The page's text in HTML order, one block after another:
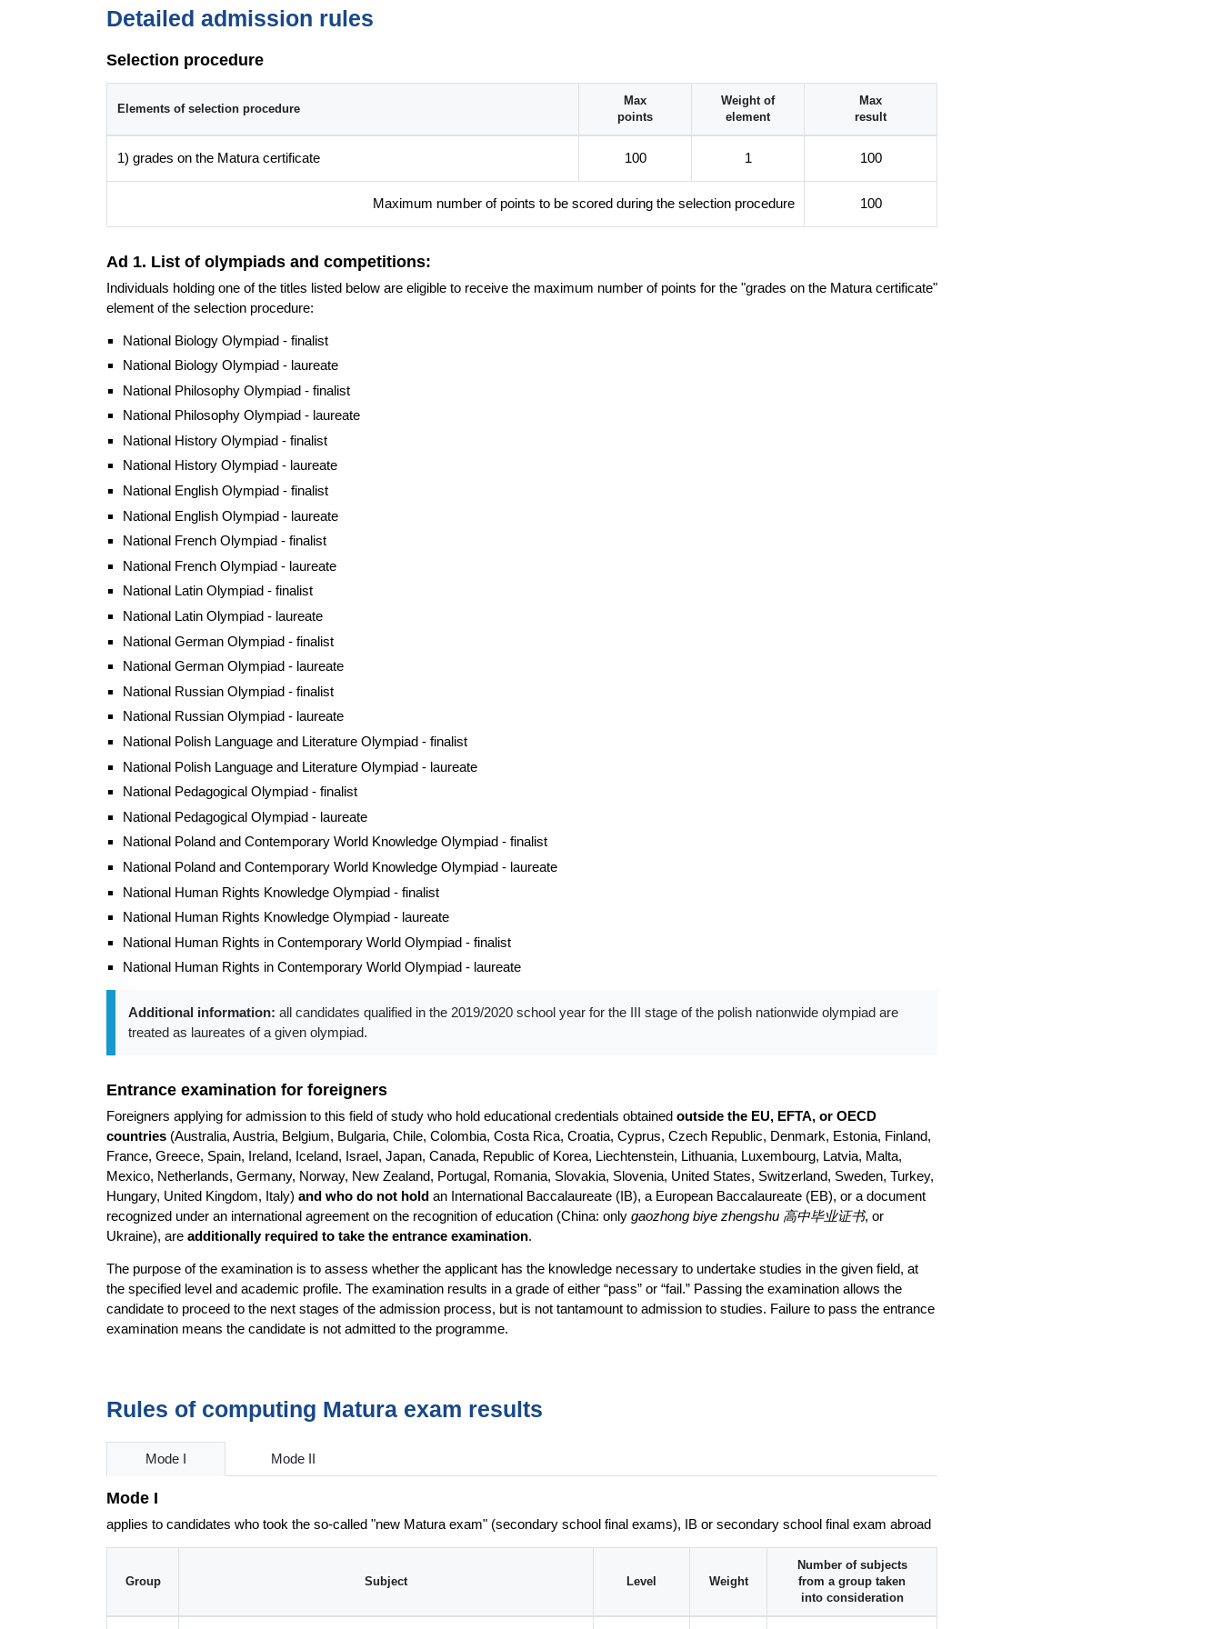
Potencjalne stanowiska pracy:
wychowawca w placówkach wsparcia dziennego (świetlicach socjoterapeutycznych, środowiskowych, młodzieżowych i klubach różnego
wychowawca, opiekun, konsultant w ośrodkach interwencji kryzysowej;
założyciel/pracownik organizacji pozarządowych, fundacji i stowarzyszeń działających na rzecz dzieci, młodzieży i rodzin;
edukator ds. mediacji i interwencji kryzysowej.
Additional information
Faculty website of the programme
Detailed admission rules
Selection procedure
Elements of selection procedure
Max
points
Weight of
element
Max
result
1) grades on the Matura certificate 100 1 100
Maximum number of points to be scored during the selection procedure 100
Ad 1. List of olympiads and competitions:
Individuals holding one of the titles listed below are eligible to receive the maximum number of points for the "grades on the Matura certificate"
element of the selection procedure:
National Biology Olympiad - finalist
National Biology Olympiad - laureate
National Philosophy Olympiad - finalist
National Philosophy Olympiad - laureate
National History Olympiad - finalist
National History Olympiad - laureate
National English Olympiad - finalist
National English Olympiad - laureate
National French Olympiad - finalist
National French Olympiad - laureate
National Latin Olympiad - finalist
National Latin Olympiad - laureate
National German Olympiad - finalist
National German Olympiad - laureate
National Russian Olympiad - finalist
National Russian Olympiad - laureate
National Polish Language and Literature Olympiad - finalist
National Polish Language and Literature Olympiad - laureate
National Pedagogical Olympiad - finalist
National Pedagogical Olympiad - laureate
National Poland and Contemporary World Knowledge Olympiad - finalist
National Poland and Contemporary World Knowledge Olympiad - laureate
National Human Rights Knowledge Olympiad - finalist
National Human Rights Knowledge Olympiad - laureate
National Human Rights in Contemporary World Olympiad - finalist
National Human Rights in Contemporary World Olympiad - laureate
Additional information: all candidates qualified in the 2019/2020 school year for the III stage of the polish nationwide olympiad are
treated as laureates of a given olympiad.
Entrance examination for foreigners
Foreigners applying for admission to this field of study who hold educational credentials obtained outside the EU, EFTA, or OECD
countries (Australia, Austria, Belgium, Bulgaria, Chile, Colombia, Costa Rica, Croatia, Cyprus, Czech Republic, Denmark, Estonia, Finland,
France, Greece, Spain, Ireland, Iceland, Israel, Japan, Canada, Republic of Korea, Liechtenstein, Lithuania, Luxembourg, Latvia, Malta,
Mexico, Netherlands, Germany, Norway, New Zealand, Portugal, Romania, Slovakia, Slovenia, United States, Switzerland, Sweden, Turkey,
Hungary, United Kingdom, Italy) and who do not hold an International Baccalaureate (IB), a European Baccalaureate (EB), or a document
recognized under an international agreement on the recognition of education (China: only gaozhong biye zhengshu 高中毕业证书, or
Ukraine), are additionally required to take the entrance examination.
The purpose of the examination is to assess whether the applicant has the knowledge necessary to undertake studies in the given field, at
the specified level and academic profile. The examination results in a grade of either “pass” or “fail.” Passing the examination allows the
candidate to proceed to the next stages of the admission process, but is not tantamount to admission to studies. Failure to pass the entrance
examination means the candidate is not admitted to the programme.
Rules of computing Matura exam results
Mode I Mode II
Mode I
applies to candidates who took the so-called "new Matura exam" (secondary school final exams), IB or secondary school final exam abroad
Group Subject Level Weight
Number of subjects
from a group taken
into consideration